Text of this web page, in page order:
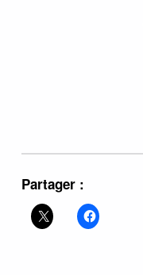
Partager :